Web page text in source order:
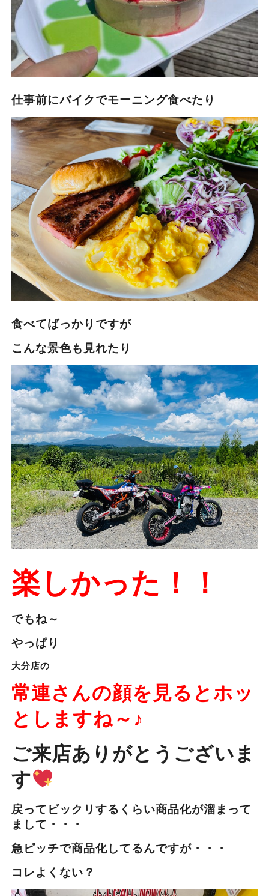
仕事前にバイクでモーニング食べたり
食べてばっかりですが
こんな景色も見れたり
楽しかった！！
でもね～
やっぱり
大分店の
常連さんの顔を見るとホッ
としますね～♪
ご来店ありがとうございま
す
戻ってビックリするくらい商品化が溜まって
まして・・・
急ピッチで商品化してるんですが・・・
コレよくない？